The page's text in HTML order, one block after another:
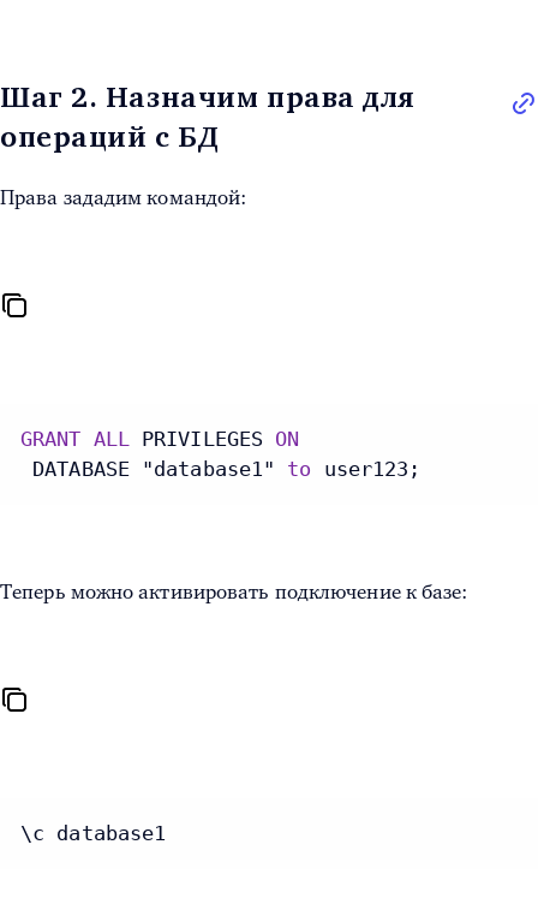
Шаг 2. Назначим права для
операций с БД
Права зададим командой:
GRANT ALL PRIVILEGES ON
DATABASE "database1" to user123;
Теперь можно активировать подключение к базе:
\c database1